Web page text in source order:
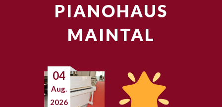
PIANOHAUS
MAINTAL
04
Aug.
2026